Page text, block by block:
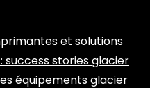
et solutions
success stories glacier
équipements glacier